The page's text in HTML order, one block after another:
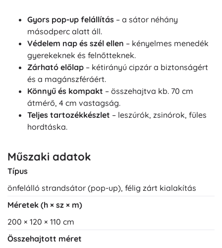
Gyors pop-up felállítás – a sátor néhány
másodperc alatt áll.
Védelem nap és szél ellen – kényelmes menedék
gyerekeknek és felnőtteknek.
Zárható előlap – kétirányú cipzár a biztonságért
és a magánszféráért.
Könnyű és kompakt – összehajtva kb. 70 cm
átmérő, 4 cm vastagság.
Teljes tartozékkészlet – leszúrók, zsinórok, füles
hordtáska.
Műszaki adatok
Típus
önfelálló strandsátor (pop-up), félig zárt kialakítás
Méretek (h × sz × m)
200 × 120 × 110 cm
Összehajtott méret